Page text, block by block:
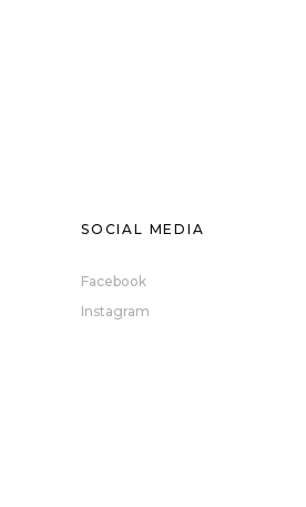
SOCIAL MEDIA
Facebook
Instagram